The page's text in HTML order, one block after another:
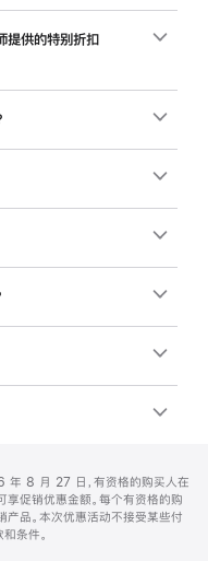
供的特别折扣
8 月 27 日，有资格的购买人在
享促销优惠金额。每个有资格的购
产品。本次优惠活动不接受某些付
条件。